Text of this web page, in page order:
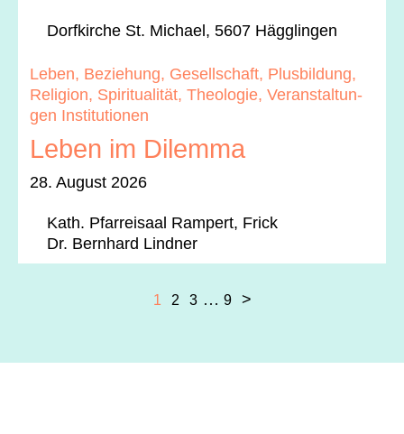
Dor­fkirche St. Michael, 5607 Häg­glin­gen
Leben, Beziehung, Gesellschaft, Plus­bil­dung,
Reli­gion, Spir­i­tu­al­ität, The­olo­gie, Ver­anstal­tun­
gen Insti­tu­tio­nen
Leben im Dilemma
28. August 2026
Kath. Pfar­reisaal Ram­pert, Frick
Dr. Bern­hard Lind­ner
Seitennummerierung
1 2 3 … 9